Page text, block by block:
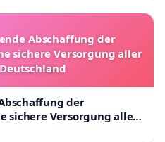
Abschaffung der
sichere Versorgung aller
der
sichere Versorgung aller